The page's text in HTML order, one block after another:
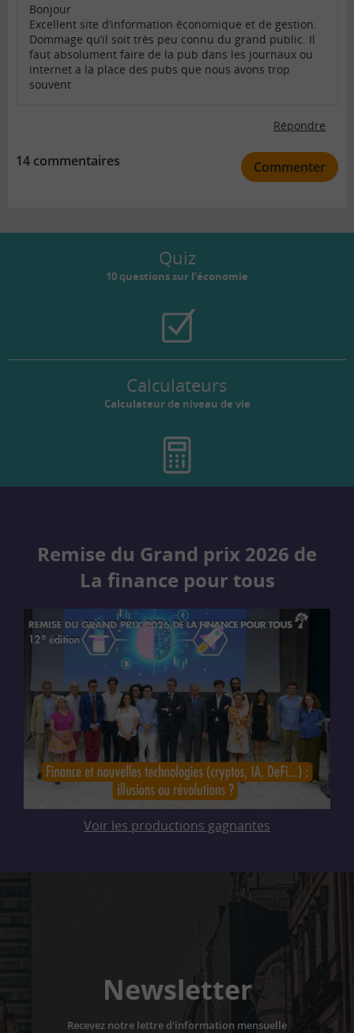
Bonjour
Excellent site d’information économique et de gestion.
Dommage qu’il soit très peu connu du grand public. Il
faut absolument faire de la pub dans les journaux ou
internet a la place des pubs que nous avons trop
souvent
Répondre
14 commentaires Commenter
Quiz
10 questions sur l’économie
Calculateurs
Calculateur de niveau de vie
Remise du Grand prix 2026 de
La finance pour tous
Voir les productions gagnantes
Newsletter
Recevez notre lettre d'information mensuelle